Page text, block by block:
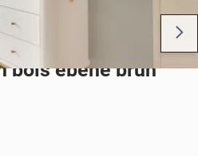
bois ébène brun